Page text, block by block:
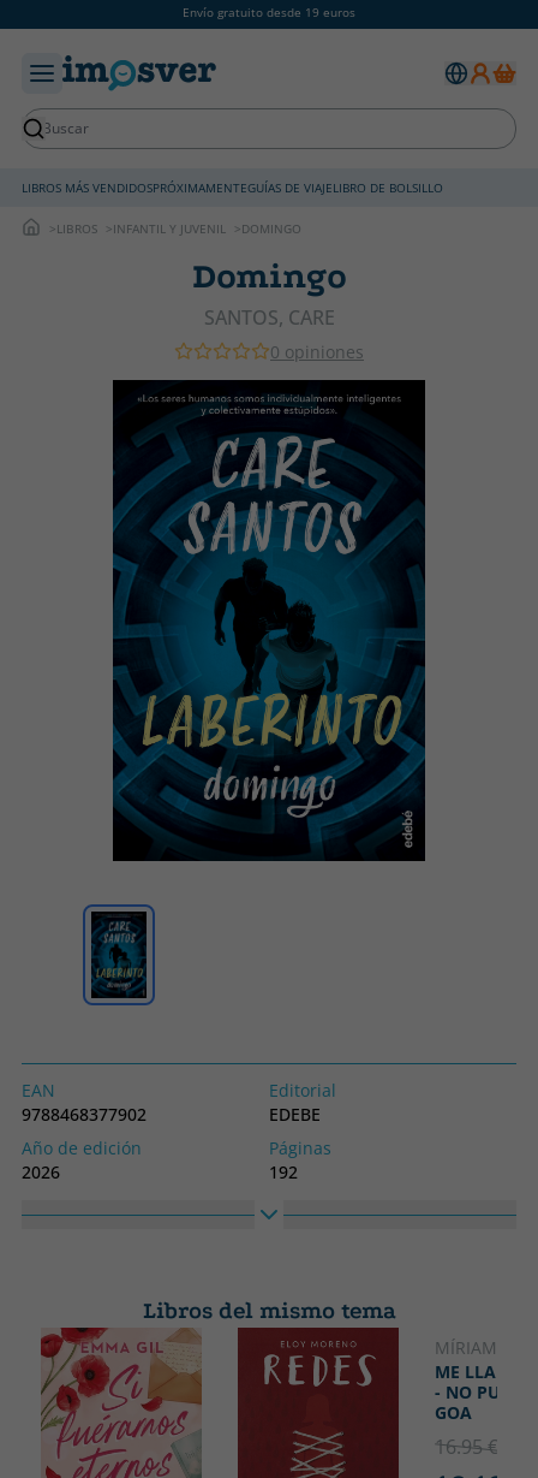
Envío gratuito desde 19 euros
LIBROS MÁS VENDIDOSPRÓXIMAMENTEGUÍAS DE VIAJELIBRO DE BOLSILLO
LIBROS INFANTIL Y JUVENIL DOMINGO
Domingo
SANTOS, CARE
0 opiniones
EAN
9788468377902
Editorial
EDEBE
Año de edición
2026
Páginas
192
Colección
Libros del mismo tema
MÍRIAM
ME LLAMO
- NO
GOA
16.95 €